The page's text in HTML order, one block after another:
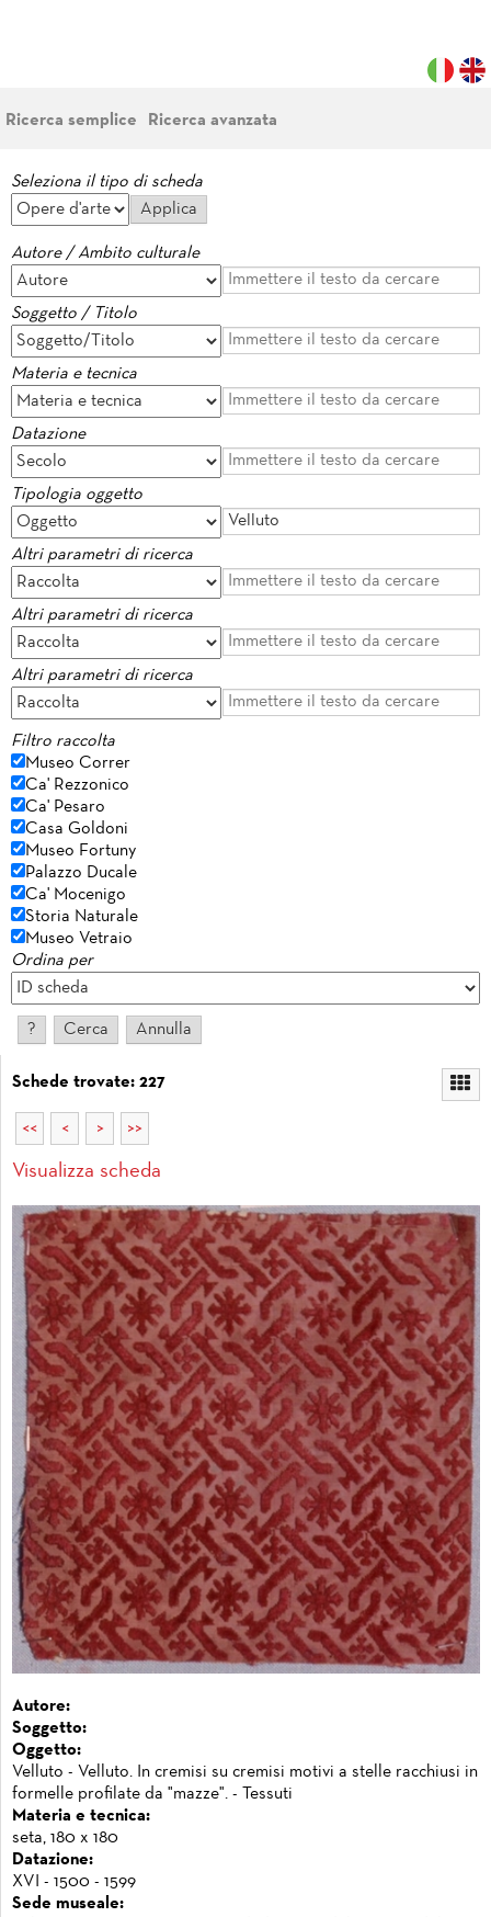
Ricerca semplice Ricerca avanzata
Seleziona il tipo di scheda
Autore / Ambito culturale
Soggetto / Titolo
Materia e tecnica
Datazione
Tipologia oggetto
Altri parametri di ricerca
Altri parametri di ricerca
Altri parametri di ricerca
Filtro raccolta
Museo Correr
Ca' Rezzonico
Ca' Pesaro
Casa Goldoni
Museo Fortuny
Palazzo Ducale
Ca' Mocenigo
Storia Naturale
Museo Vetraio
Ordina per
Schede trovate: 227
<< < > >>
Visualizza scheda
Autore:
Soggetto:
Oggetto:
Velluto - Velluto. In cremisi su cremisi motivi a stelle racchiusi in
formelle profilate da "mazze". - Tessuti
Materia e tecnica:
seta, 180 x 180
Datazione:
XVI - 1500 - 1599
Sede museale: